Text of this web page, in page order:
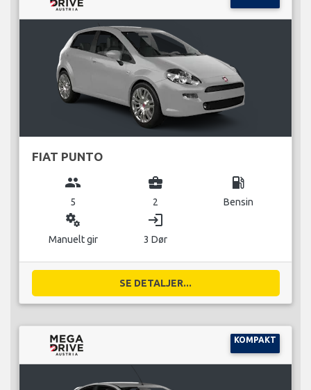
FIAT PUNTO
group
5
business_center
2
local_gas_station
Bensin
miscellaneous_services
Manuelt gir
login
3 Dør
SE DETALJER...
KOMPAKT